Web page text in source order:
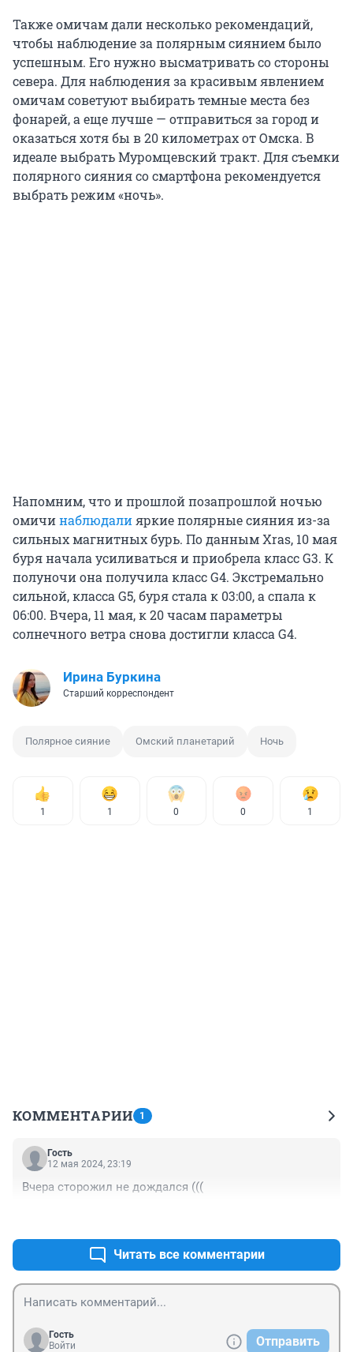
Также омичам дали несколько рекомендаций,
чтобы наблюдение за полярным сиянием было
успешным. Его нужно высматривать со стороны
севера. Для наблюдения за красивым явлением
омичам советуют выбирать темные места без
фонарей, а еще лучше — отправиться за город и
оказаться хотя бы в 20 километрах от Омска. В
идеале выбрать Муромцевский тракт. Для съемки
полярного сияния со смартфона рекомендуется
выбрать режим «ночь».
Напомним, что и прошлой позапрошлой ночью
омичинаблюдалияркие полярные сияния из-за
сильных магнитных бурь. По данным Xras, 10 мая
буря начала усиливаться и приобрела класс G3. К
полуночи она получила класс G4. Экстремально
сильной, класса G5, буря стала к 03:00, а спала к
06:00. Вчера, 11 мая, к 20 часам параметры
солнечного ветра снова достигли класса G4.
Ирина Буркина
Старший корреспондент
Полярное сияние Омский планетарий Ночь
1 1 0 0 1
КОММЕНТАРИИ 1
Гость
12 мая 2024, 23:19
Вчера сторожил не дождался (((
Читать все комментарии
Гость
Войти
Отправить